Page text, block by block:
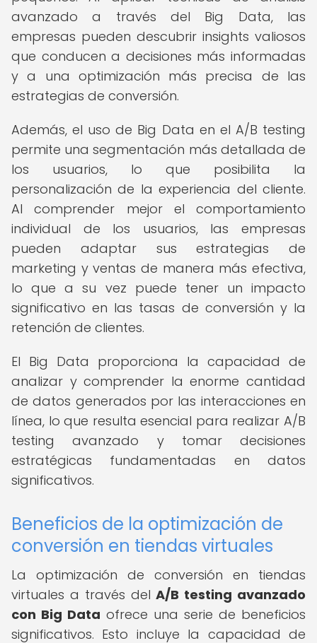
avanzado a través del Big Data, las
empresas pueden descubrir insights valiosos
que conducen a decisiones más informadas
y a una optimización más precisa de las
estrategias de conversión.
Además, el uso de Big Data en el A/B testing
permite una segmentación más detallada de
los usuarios, lo que posibilita la
personalización de la experiencia del cliente.
Al comprender mejor el comportamiento
individual de los usuarios, las empresas
pueden adaptar sus estrategias de
marketing y ventas de manera más efectiva,
lo que a su vez puede tener un impacto
significativo en las tasas de conversión y la
retención de clientes.
El Big Data proporciona la capacidad de
analizar y comprender la enorme cantidad
de datos generados por las interacciones en
línea, lo que resulta esencial para realizar A/B
testing avanzado y tomar decisiones
estratégicas fundamentadas en datos
significativos.
Beneficios de la optimización de
conversión en tiendas virtuales
La optimización de conversión en tiendas
virtuales a través delA/B testing avanzado
con Big Data ofrece una serie de beneficios
significativos. Esto incluye la capacidad de